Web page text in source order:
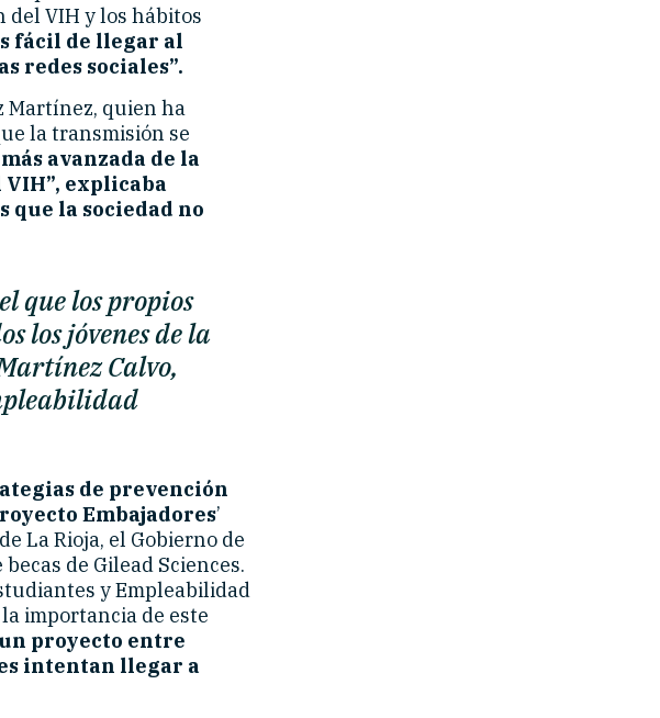
del VIH y los hábitos
fácil de llegar al
redes sociales”.
Martínez, quien ha
la transmisión se
avanzada de la
explicaba
que la sociedad no
que los propios
los jóvenes de la
Calvo,
de prevención
Embajadores’
La Rioja, el Gobierno de
de Gilead Sciences.
y Empleabilidad
importancia de este
un proyecto entre
intentan llegar a